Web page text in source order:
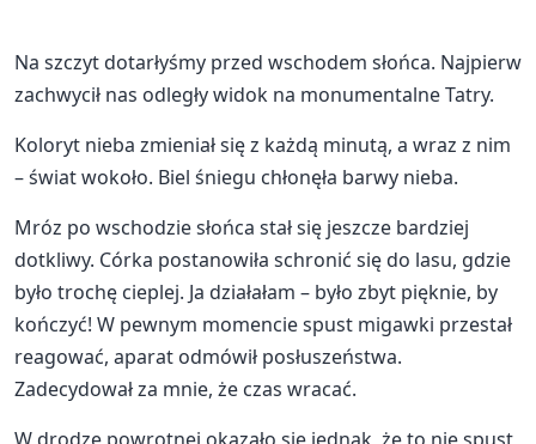
Na szczyt dotarłyśmy przed wschodem słońca. Najpierw
zachwycił nas odległy widok na monumentalne Tatry.
Koloryt nieba zmieniał się z każdą minutą, a wraz z nim
– świat wokoło. Biel śniegu chłonęła barwy nieba.
Mróz po wschodzie słońca stał się jeszcze bardziej
dotkliwy. Córka postanowiła schronić się do lasu, gdzie
było trochę cieplej. Ja działałam – było zbyt pięknie, by
kończyć! W pewnym momencie spust migawki przestał
reagować, aparat odmówił posłuszeństwa.
Zadecydował za mnie, że czas wracać.